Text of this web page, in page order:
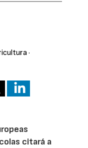
·
citará a